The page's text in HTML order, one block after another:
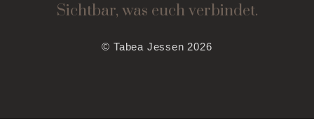
Sichtbar, was euch verbindet.
© Tabea Jessen 2026